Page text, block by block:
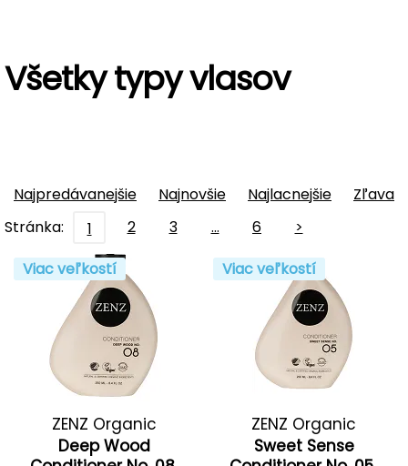
Všetky typy vlasov
Najpredávanejšie Najnovšie Najlacnejšie
Zľava
Stránka:
1 2 3 … 6
>
Viac veľkostí
ZENZ Organic
Deep Wood
Viac veľkostí
ZENZ Organic
Sweet Sense